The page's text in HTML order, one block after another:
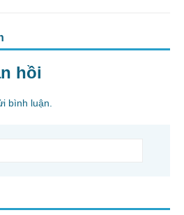
hồi
bình luận.